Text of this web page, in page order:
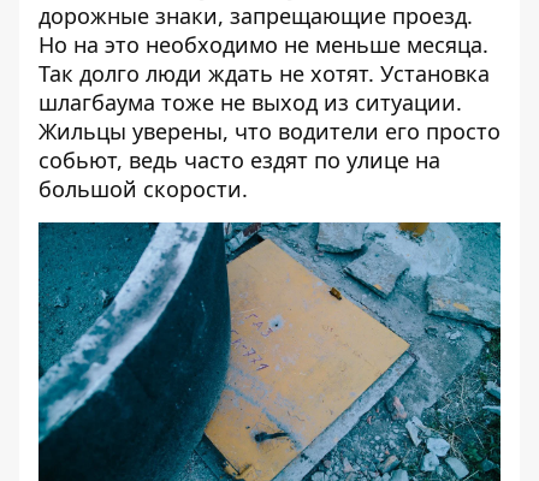
дорожные знаки, запрещающие проезд.
Но на это необходимо не меньше месяца.
Так долго люди ждать не хотят. Установка
шлагбаума тоже не выход из ситуации.
Жильцы уверены, что водители его просто
собьют, ведь часто ездят по улице на
большой скорости.